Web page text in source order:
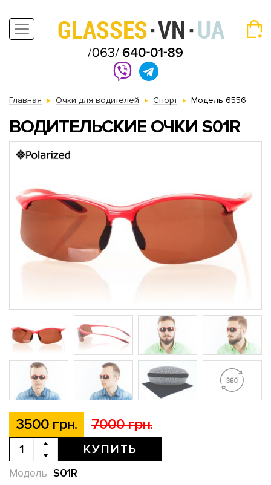
Главная Очки для водителей Спорт Модель 6556
ВОДИТЕЛЬСКИЕ ОЧКИ S01R
3500 грн. 7000 грн.
КУПИТЬ
S01R
Модель